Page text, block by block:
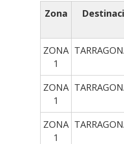
Zona
ZONA
1
ZONA
1
ZONA
1